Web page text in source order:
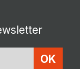
OK